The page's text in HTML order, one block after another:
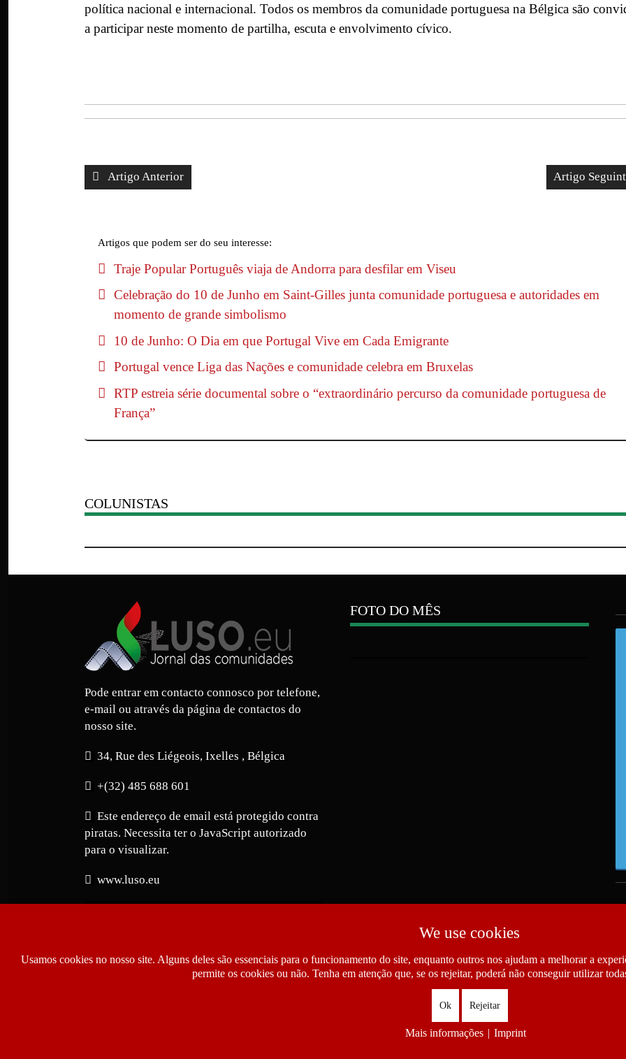
política nacional e internacional. Todos os membros da comunidade portuguesa na Bélgica são
a participar neste momento de partilha, escuta e envolvimento cívico.
Artigo Anterior Artigo
Artigos que podem ser do seu interesse:
Traje Popular Português viaja de Andorra para desfilar em Viseu
Celebração do 10 de Junho em Saint-Gilles junta comunidade portuguesa e autoridades em
momento de grande simbolismo
10 de Junho: O Dia em que Portugal Vive em Cada Emigrante
Portugal vence Liga das Nações e comunidade celebra em Bruxelas
RTP estreia série documental sobre o “extraordinário percurso da comunidade portuguesa de
França”
COLUNISTAS
Pode entrar em contacto connosco por telefone,
e-mail ou através da página de contactos do
nosso site.
34, Rue des Liégeois, Ixelles , Bélgica
+(32) 485 688 601
Este endereço de email está protegido contra
piratas. Necessita ter o JavaScript autorizado
para o visualizar.
www.luso.eu
FOTO DO MÊS
Copyright © 2026 Luso.eu | Jornal Notícias das Comunidades Portuguesas. All Rights Reserved.
We use cookies
Usamos cookies no nosso site. Alguns deles são essenciais para o funcionamento do site, enquanto outros nos ajudam a melhorar a
permite os cookies ou não. Tenha em atenção que, se os rejeitar, poderá não conseguir utilizar
Ok Rejeitar
Mais informações | Imprint